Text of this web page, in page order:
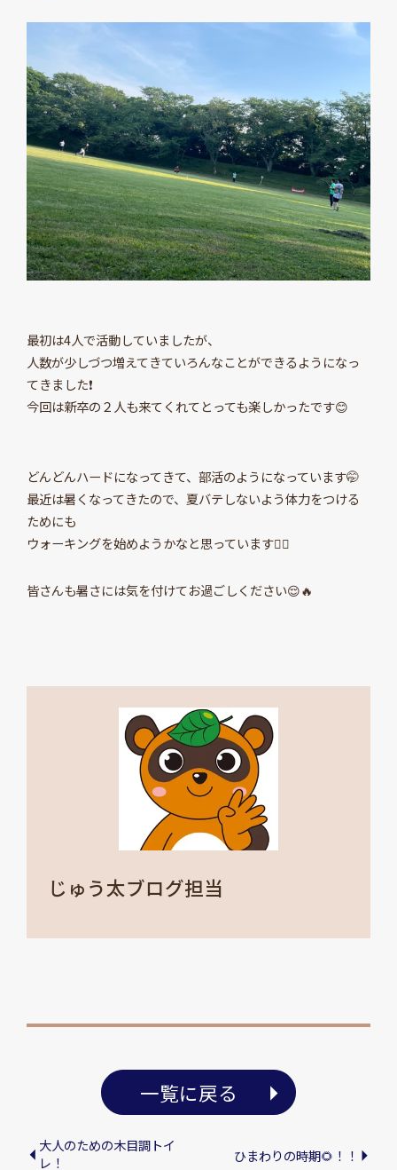
最初は4人で活動していましたが、
人数が少しづつ増えてきていろんなことができるようになっ
てきました❗
今回は新卒の２人も来てくれてとっても楽しかったです😊
どんどんハードになってきて、部活のようになっています🤭
最近は暑くなってきたので、夏バテしないよう体力をつける
ためにも
ウォーキングを始めようかなと思っています🚶‍♀️
皆さんも暑さには気を付けてお過ごしください😌🔥
じゅう太ブログ担当
一覧に戻る
大人のための木目調トイ
レ！
ひまわりの時期🌻！！